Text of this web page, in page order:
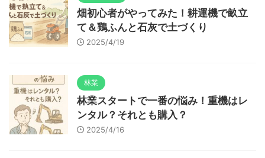
畑初心者がやってみた！耕運機で畝立
て＆鶏ふんと石灰で土づくり
2025/4/19
林業
林業スタートで一番の悩み！重機はレ
ンタル？それとも購入？
2025/4/16